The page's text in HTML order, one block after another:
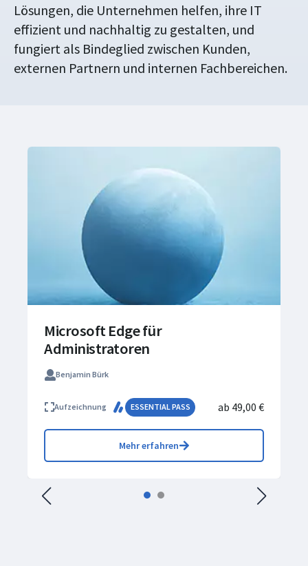
Lösungen, die Unternehmen helfen, ihre IT
effizient und nachhaltig zu gestalten, und
fungiert als Bindeglied zwischen Kunden,
externen Partnern und internen Fachbereichen.
Microsoft Edge für
Administratoren
Benjamin Bürk
Aufzeichnung ESSENTIAL PASS ab 49,00 €
Mehr erfahren